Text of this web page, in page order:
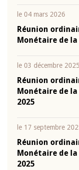
le 04 mars 2026
Réunion
Monétaire de la
le 03 décembre 2025
Réunion
Monétaire de la
2025
le 17 septembre
Réunion
Monétaire de la
2025